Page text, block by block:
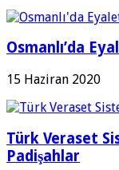
Osmanlı’da
15 Haziran 2020
Türk Veraset
Padişahlar